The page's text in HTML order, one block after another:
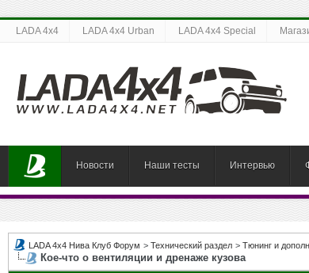
LADA 4x4 LADA 4x4 Urban LADA 4x4 Special
Новости Наши тесты Интервью
LADA 4x4 Нива Клуб Форум > Технический раздел > Тюнинг и
Кое-что о вентиляции и дренаже кузова